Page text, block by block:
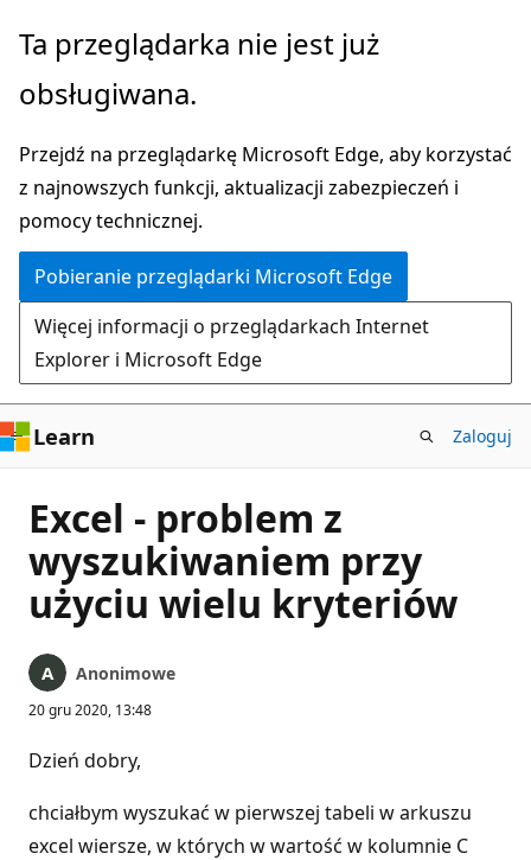
Przejdź
głównej
Ta przeglądarka nie jest już
obsługiwana.
Przejdź na przeglądarkę Microsoft Edge, aby korzystać
z najnowszych funkcji, aktualizacji zabezpieczeń i
pomocy technicznej.
Pobieranie przeglądarki Microsoft Edge
Więcej informacji o przeglądarkach Internet
Explorer i Microsoft Edge
Learn Zaloguj
Excel - problem z
wyszukiwaniem przy
użyciu wielu kryteriów
Anonimowe
20 gru 2020, 13:48
Dzień dobry,
chciałbym wyszukać w pierwszej tabeli w arkuszu
excel wiersze, w których w wartość w kolumnie C